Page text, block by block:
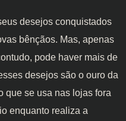
desejos conquistados
bênçãos. Mas, apenas
pode haver mais de
desejos são o ouro da
que se usa nas lojas fora
enquanto realiza a